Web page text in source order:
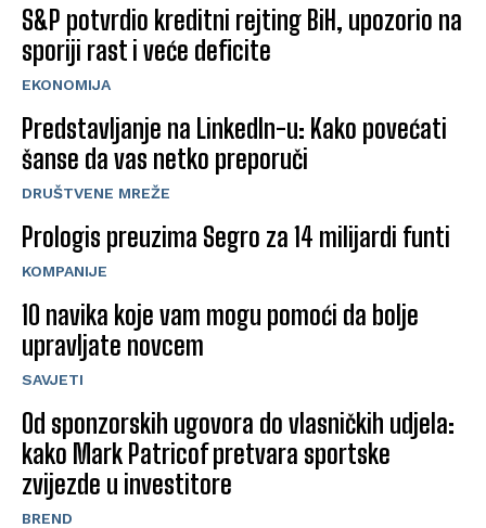
S&P potvrdio kreditni rejting BiH, upozorio na
sporiji rast i veće deficite
EKONOMIJA
Predstavljanje na LinkedIn-u: Kako povećati
šanse da vas netko preporuči
DRUŠTVENE MREŽE
Prologis preuzima Segro za 14 milijardi funti
KOMPANIJE
10 navika koje vam mogu pomoći da bolje
upravljate novcem
SAVJETI
Od sponzorskih ugovora do vlasničkih udjela:
kako Mark Patricof pretvara sportske
zvijezde u investitore
BREND